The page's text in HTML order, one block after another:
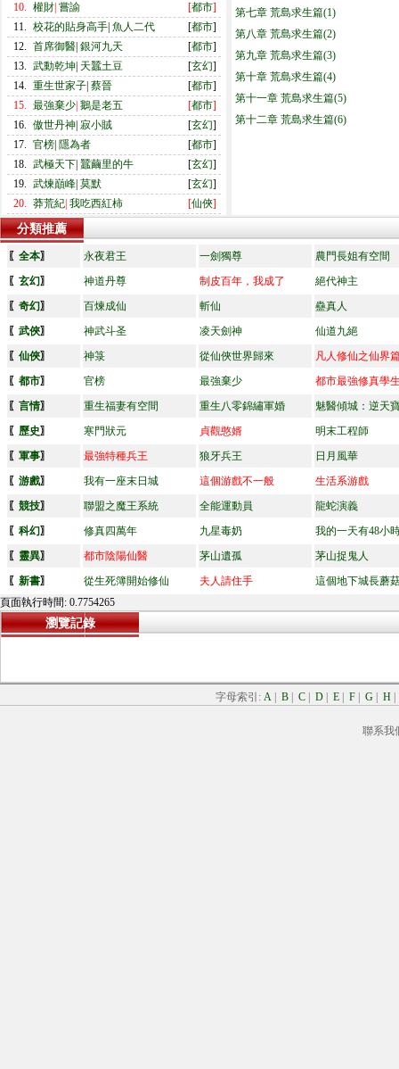
10. 權財 嘗諭 [都市]
11. 校花的貼身高手 魚人二代 [都市]
12. 首席御醫 銀河九天 [都市]
13. 武動乾坤 天蠶土豆 [玄幻]
14. 重生世家子 蔡晉 [都市]
15. 最強棄少 鵝是老五 [都市]
16. 傲世丹神 寂小賊 [玄幻]
17. 官榜 隱為者 [都市]
18. 武極天下 蠶繭里的牛 [玄幻]
19. 武煉巔峰 莫默 [玄幻]
20. 莽荒紀 我吃西紅柿 [仙俠]
第七章 荒島求生篇(1)
第八章 荒島求生篇(2)
第九章 荒島求生篇(3)
第十章 荒島求生篇(4)
第十一章 荒島求生篇(5)
第十二章 荒島求生篇(6)
分類推薦
〖 全本〗 永夜君王 一劍獨尊
農門長姐有空間
〖 玄幻〗 神道丹尊 制皮百年，我成了
絕代神主
〖 奇幻〗 百煉成仙 斬仙
蠱真人
〖 武俠〗 神武斗圣 凌天劍神
仙道九絕
〖 仙俠〗 神箓 從仙俠世界歸來
凡人修仙之仙界
〖 都市〗 官榜 最強棄少
都市最強修真學
〖 言情〗 重生福妻有空間 重生八零錦繡軍婚
魅醫傾城：逆天
〖 歷史〗 寒門狀元 貞觀憨婿
明末工程師
〖 軍事〗 最強特種兵王 狼牙兵王
日月風華
〖 游戲〗 我有一座末日城 這個游戲不一般
生活系游戲
〖 競技〗 聯盟之魔王系統 全能運動員
龍蛇演義
〖 科幻〗 修真四萬年 九星毒奶
我的一天有48小
〖 靈異〗 都市陰陽仙醫 茅山遺孤
茅山捉鬼人
〖 新書〗 從生死簿開始修仙 夫人請住手
這個地下城長蘑
頁面執行時間: 0.7754265
瀏覽記錄
字母索引: A B C D E F G H
聯系我